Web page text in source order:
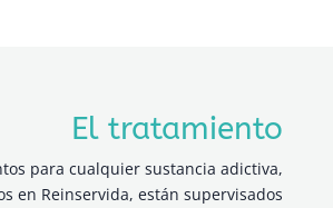
El tratamiento
para cualquier sustancia adictiva,
en Reinservida, están supervisados